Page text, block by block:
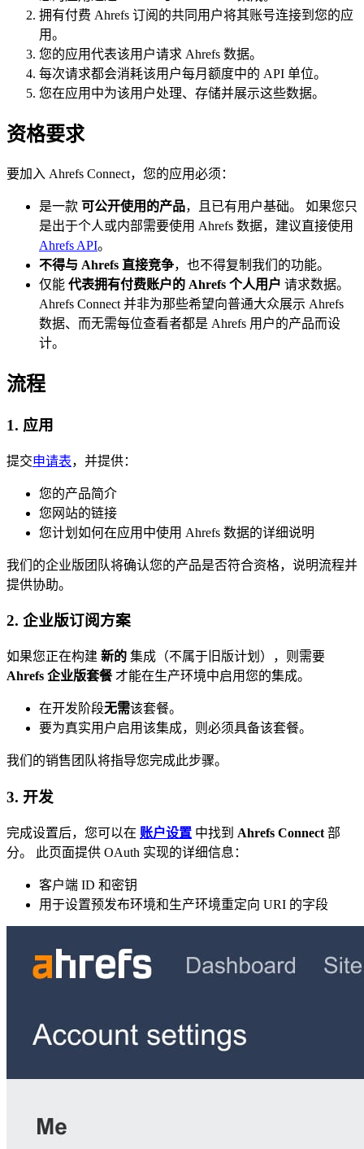
拥有付费 Ahrefs 订阅的共同用户将其账号连接到您的应
用。
您的应用代表该用户请求 Ahrefs 数据。
每次请求都会消耗该用户每月额度中的 API 单位。
您在应用中为该用户处理、存储并展示这些数据。
资格要求
要加入 Ahrefs Connect，您的应用必须：
是一款 可公开使用的产品，且已有用户基础。 如果您只
是出于个人或内部需要使用 Ahrefs 数据，建议直接使用
Ahrefs API。
不得与 Ahrefs 直接竞争，也不得复制我们的功能。
仅能 代表拥有付费账户的 Ahrefs 个人用户 请求数据。
Ahrefs Connect 并非为那些希望向普通大众展示 Ahrefs
数据、而无需每位查看者都是 Ahrefs 用户的产品而设
计。
流程
1. 应用
提交申请表，并提供：
您的产品简介
您网站的链接
您计划如何在应用中使用 Ahrefs 数据的详细说明
我们的企业版团队将确认您的产品是否符合资格，说明流程并
提供协助。
2. 企业版订阅方案
如果您正在构建 新的 集成（不属于旧版计划），则需要
Ahrefs 企业版套餐 才能在生产环境中启用您的集成。
在开发阶段无需该套餐。
要为真实用户启用该集成，则必须具备该套餐。
我们的销售团队将指导您完成此步骤。
3. 开发
完成设置后，您可以在 账户设置 中找到 Ahrefs Connect 部
分。 此页面提供 OAuth 实现的详细信息：
客户端 ID 和密钥
用于设置预发布环境和生产环境重定向 URI 的字段